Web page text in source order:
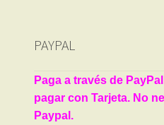
PAYPAL
Paga a través de
pagar con Tarjeta. No
Paypal.